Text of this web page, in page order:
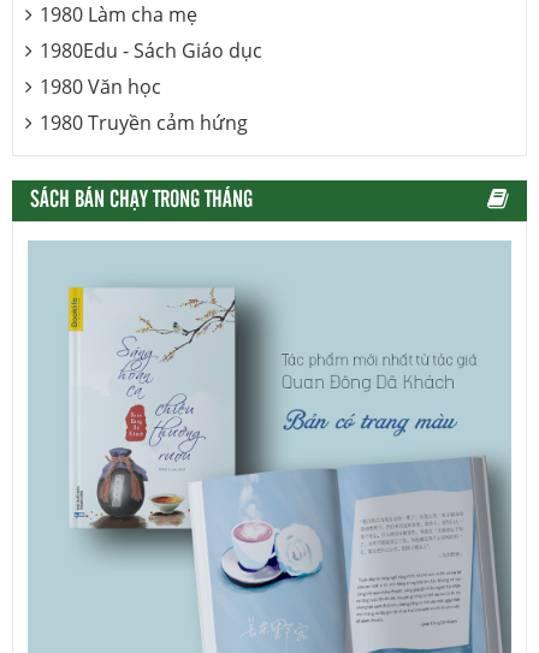
1980 Làm cha mẹ
1980Edu - Sách Giáo dục
1980 Văn học
1980 Truyền cảm hứng
SÁCH BÁN CHẠY TRONG THÁNG